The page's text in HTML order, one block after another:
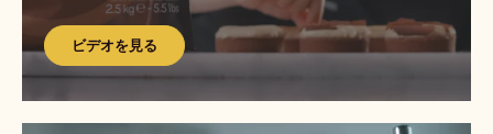
ビデオを見る